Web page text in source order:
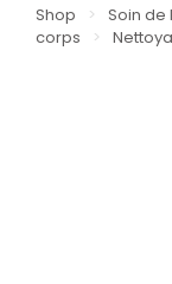
Shop > Soin de
corps
>